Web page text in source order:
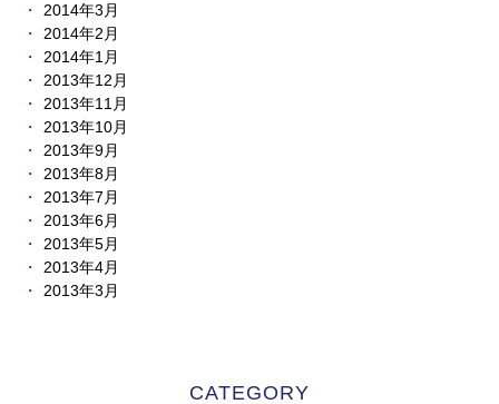
2014年3月
2014年2月
2014年1月
2013年12月
2013年11月
2013年10月
2013年9月
2013年8月
2013年7月
2013年6月
2013年5月
2013年4月
2013年3月
CATEGORY